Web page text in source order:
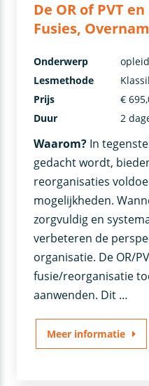
De OR of PVT
Fusies,
Waarom? In
gedacht wordt,
reorganisaties
mogelijkheden.
zorgvuldig en
verbeteren de
organisatie. De OR/
fusie/reorganisatie
aanwenden. Dit …
Onderwerp
Lesmethode
Prijs
€
Duur
2
Meer informatie